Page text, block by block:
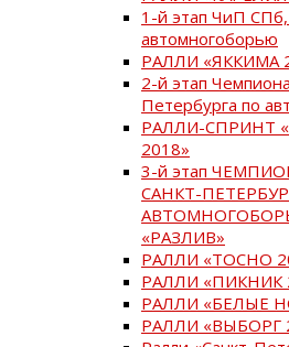
1-й этап ЧиП
автомногоборью
РАЛЛИ «ЯККИМА
2-й этап
Петербурга по
РАЛЛИ-СПРИНТ
2018»
3-й этап
САНКТ-
«РАЗЛИВ»
РАЛЛИ «ТОСНО
РАЛЛИ «ПИКНИК
РАЛЛИ «БЕЛЫЕ
РАЛЛИ «ВЫБОРГ